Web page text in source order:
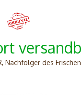
Nachfolger des